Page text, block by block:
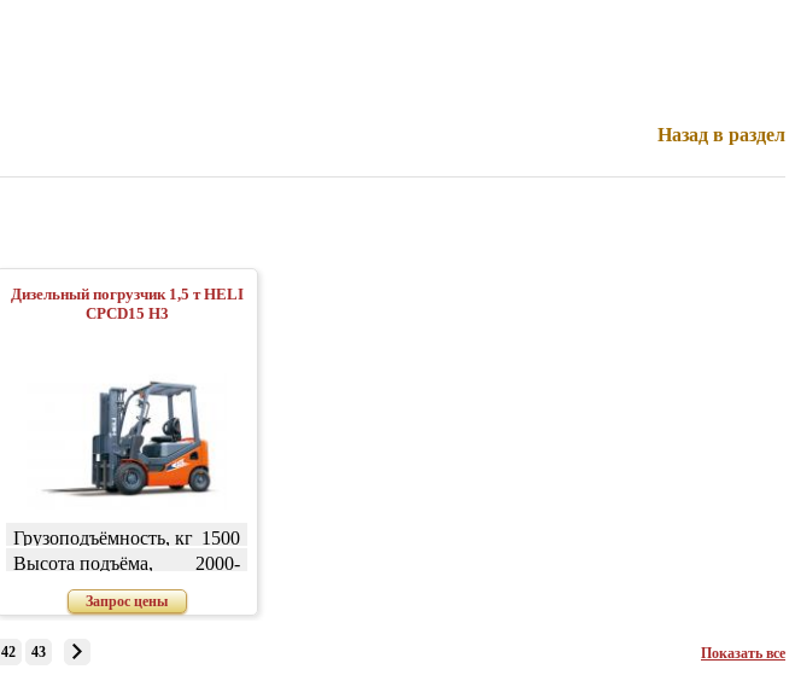
Назад в раздел
Дизельный погрузчик 1,5 т HELI
CPСD15 H3
Грузоподъёмность, кг 1500
Высота подъёма,
2000-
Запрос цены
Показать все
42 43